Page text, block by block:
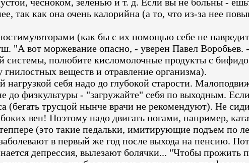
так как она очень калорийна (а то, что из-за нее
(как бы с их помощью себе не
"А вот моржевание опасно, - уверен Павел Воробьев.
системы, полюбите кисломолочные продукты с
веществ и отравление организма).
себя надо до глубокой старости.
до физкультуры - "загружайте" себя по выходным.
(бегать трусцой нынче врачи не рекомендуют). Не
вен! Поэтому надо двигать ногами, например,
(это такие педальки, имитирующие подъем по
в первый же год после выхода на пенсию.
депрессия, вылезают болячки... "Чтобы прожить